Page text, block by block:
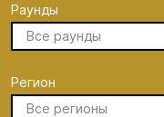
Регион
Все регионы
Раунды
Все раунды